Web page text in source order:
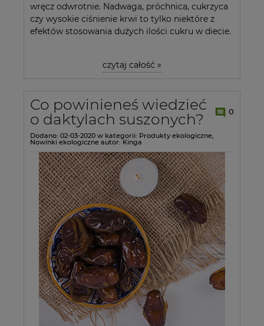
wręcz odwrotnie. Nadwaga, próchnica, cukrzyca
czy wysokie ciśnienie krwi to tylko niektóre z
efektów stosowania dużych ilości cukru w diecie.
czytaj całość »
Co powinieneś wiedzieć
o daktylach suszonych?
0
Dodano: 02-03-2020 w kategorii: Produkty ekologiczne,
Nowinki ekologiczne autor: Kinga